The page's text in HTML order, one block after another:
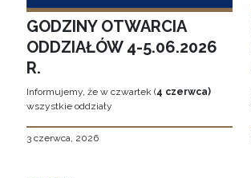
GODZINY OTWARCIA
ODDZIAŁÓW 4-5.06.2026
R.
Informujemy, że w czwartek (4 czerwca)
wszystkie oddziały
3 czerwca, 2026